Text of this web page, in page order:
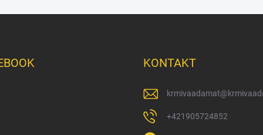
KONTAKT
krmivaadamat@
+421905724852